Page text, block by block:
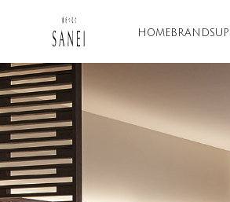
HOME BRAND